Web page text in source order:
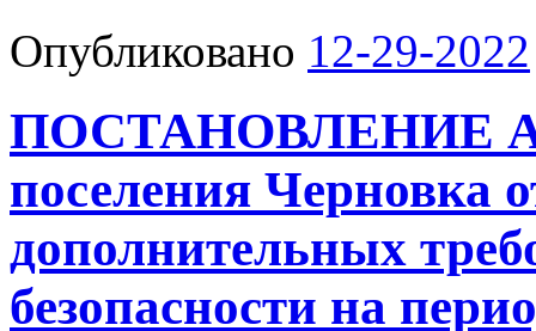
Опубликовано 12-29-2022
ПОСТАНОВЛЕНИЕ
поселения Черновка
дополнительных
безопасности на